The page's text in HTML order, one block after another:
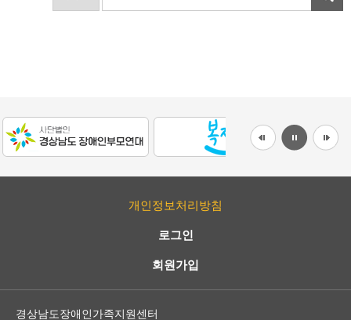
개인정보처리방침
로그인
회원가입
경상남도장애인가족지원센터